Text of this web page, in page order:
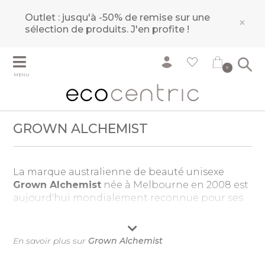
Outlet : jusqu'à -50% de remise sur une
sélection de produits.J'en profite ! ×
MENU
0
GROWN ALCHEMIST
La marque australienne de beauté unisexe
Grown Alchemist née à Melbourne en 2008 est
aujourd'hui mondialement reconnue pour ses
technologie anti-âge. Puisant ses innovations
dans son réseau de laboratoires de recherche
En savoir plus sur Grown Alchemist